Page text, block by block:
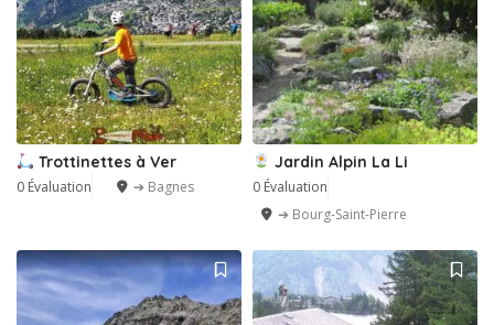
Trottinettes à Ver
0 Évaluation ➔ Bagnes
Jardin Alpin La Li
0 Évaluation
➔ Bourg-Saint-Pierre